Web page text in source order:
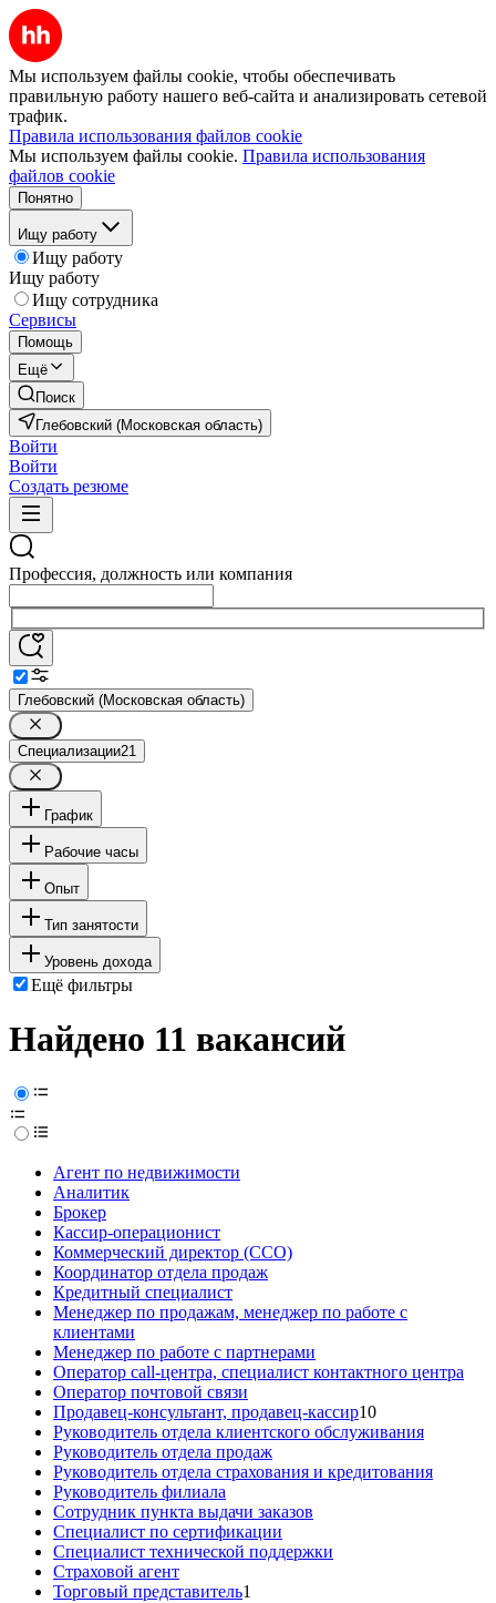
Мы используем файлы cookie, чтобы обеспечивать
правильную работу нашего веб-сайта и анализировать сетевой
трафик.
Правила использования файлов cookie
Мы используем файлы cookie. Правила использования
файлов cookie
Понятно
Ищу работу
Ищу работу
Ищу работу
Ищу сотрудника
Сервисы
Помощь
Ещё
Поиск
Глебовский (Московская область)
Войти
Войти
Создать резюме
Профессия, должность или компания
Глебовский (Московская область)
Специализации21
График
Рабочие часы
Опыт
Тип занятости
Уровень дохода
Ещё фильтры
Найдено 11 вакансий
Агент по недвижимости
Аналитик
Брокер
Кассир-операционист
Коммерческий директор (CCO)
Координатор отдела продаж
Кредитный специалист
Менеджер по продажам, менеджер по работе с
клиентами
Менеджер по работе с партнерами
Оператор call-центра, специалист контактного центра
Оператор почтовой связи
Продавец-консультант, продавец-кассир10
Руководитель отдела клиентского обслуживания
Руководитель отдела продаж
Руководитель отдела страхования и кредитования
Руководитель филиала
Сотрудник пункта выдачи заказов
Специалист по сертификации
Специалист технической поддержки
Страховой агент
Торговый представитель1